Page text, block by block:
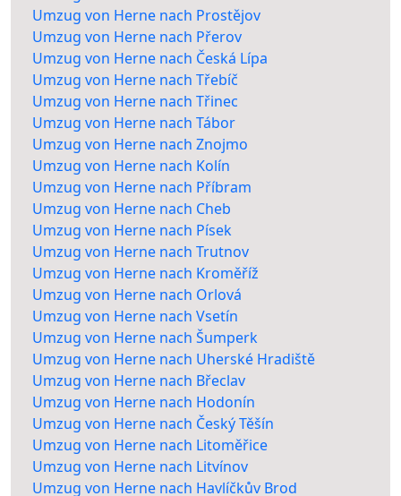
Umzug von Herne nach Prostějov
Umzug von Herne nach Přerov
Umzug von Herne nach Česká Lípa
Umzug von Herne nach Třebíč
Umzug von Herne nach Třinec
Umzug von Herne nach Tábor
Umzug von Herne nach Znojmo
Umzug von Herne nach Kolín
Umzug von Herne nach Příbram
Umzug von Herne nach Cheb
Umzug von Herne nach Písek
Umzug von Herne nach Trutnov
Umzug von Herne nach Kroměříž
Umzug von Herne nach Orlová
Umzug von Herne nach Vsetín
Umzug von Herne nach Šumperk
Umzug von Herne nach Uherské Hradiště
Umzug von Herne nach Břeclav
Umzug von Herne nach Hodonín
Umzug von Herne nach Český Těšín
Umzug von Herne nach Litoměřice
Umzug von Herne nach Litvínov
Umzug von Herne nach Havlíčkův Brod